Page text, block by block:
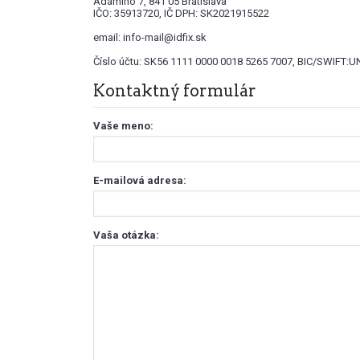
IČO: 35913720, IČ DPH: SK2021915522
email: info-mail@idfix.sk
Číslo účtu: SK56 1111 0000 0018 5265 7007, BIC/
Kontaktný formulár
Vaše meno:
E-mailová adresa:
Vaša otázka: